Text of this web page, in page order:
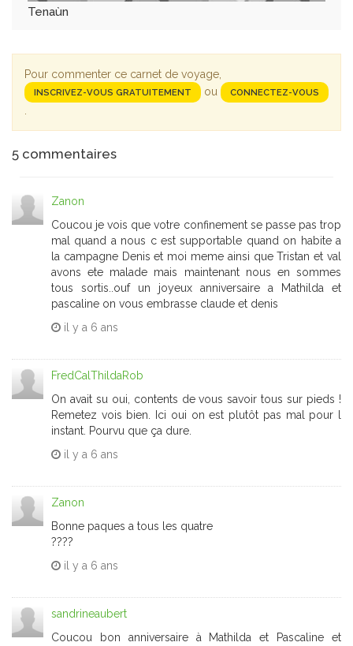
Tenaùn
Pour commenter ce carnet de voyage,
INSCRIVEZ-VOUS GRATUITEMENT ou CONNECTEZ-VOUS
.
5 commentaires
Zanon
Coucou je vois que votre confinement se passe pas trop
mal quand a nous c est supportable quand on habite a
la campagne Denis et moi meme ainsi que Tristan et val
avons ete malade mais maintenant nous en sommes
tous sortis..ouf un joyeux anniversaire a Mathilda et
pascaline on vous embrasse claude et denis
il y a 6 ans
FredCalThildaRob
On avait su oui, contents de vous savoir tous sur pieds !
Remetez vois bien. Ici oui on est plutôt pas mal pour l
instant. Pourvu que ça dure.
il y a 6 ans
Zanon
Bonne paques a tous les quatre
????
il y a 6 ans
sandrineaubert
Coucou bon anniversaire à Mathilda et Pascaline et